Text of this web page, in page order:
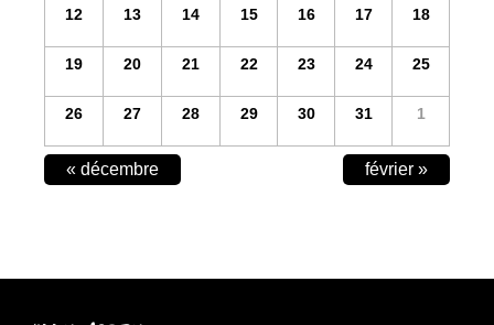
12 13 14 15 16 17 18
19 20 21 22 23 24 25
26 27 28 29 30 31 1
CALENDAR
« décembre février »